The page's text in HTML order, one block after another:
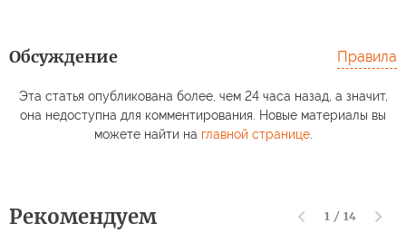
Обсуждение Правила
Эта статья опубликована более, чем 24 часа назад, а значит,
она недоступна для комментирования. Новые материалы вы
можете найти на главной странице.
Рекомендуем 1 / 14